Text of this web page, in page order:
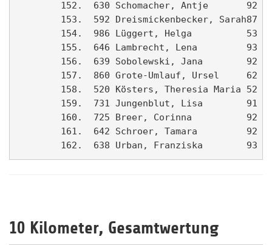
10 Kilometer, Gesamtwertung